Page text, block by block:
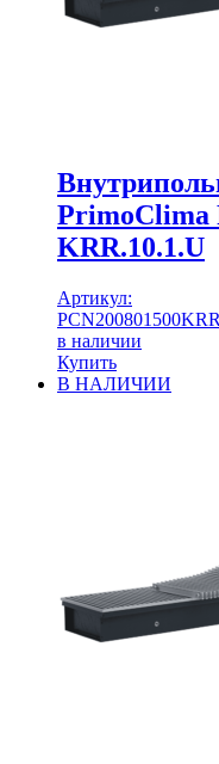
PrimoClima
KRR.10.1.U
Артикул:
в наличии
Купить
В НАЛИЧИИ